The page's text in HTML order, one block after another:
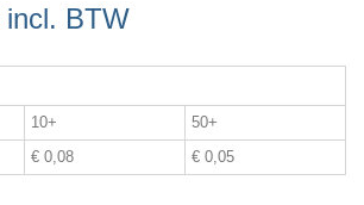
incl. BTW
10+
50+
€ 0,08 € 0,05